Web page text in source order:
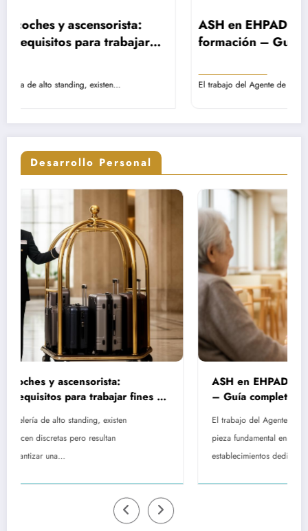
ASH en EHPAD: rol, remuneración y
formación – Guía completa sobre las
hospitalario
El trabajo del Agente de Servicio Hospitalario representa una pieza…
Desarrollo Personal
ASH en EHPAD: rol, remuneración y formación
– Guía completa sobre las misiones del personal
El trabajo del Agente de Servicio Hospitalario representa una
pieza fundamental en el funcionamiento diario de los
establecimientos dedicados al…